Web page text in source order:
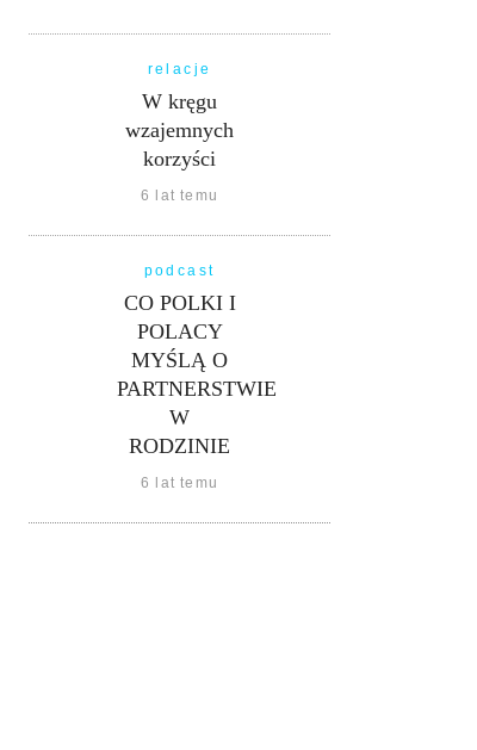
relacje
W kręgu
wzajemnych
korzyści
6 lat temu
podcast
CO POLKI I
POLACY
MYŚLĄ O
PARTNERSTWIE
W
RODZINIE
6 lat temu